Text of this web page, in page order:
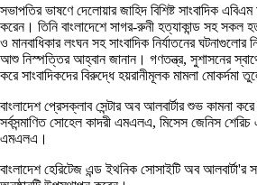
সভাপতির ভাষণে দেলোয়ার জাহিদ বিশিষ্ট সাংবাদিক
করেন। তিনি বাংলাদেশে সাগর-রুনী হত্যাকান্ড সহ সকল
ও মানবাধিকার লংঘন সহ সাংবাদিক নির্যাতনের ঘটনাগুলোর
আশু নিস্পত্তির আহ্বান জানান। গণতন্ত্র, সুশাসনের
করে সাংবাদিকদের বিরুদ্ধে হয়রানীমূলক মামলা মোকর্দমা
বাংলাদেশ প্রেসক্লাব সেন্টার অব আলবার্টার শুভ কামনা
সর্বসন্মাণিত সোহেল কাদরী এমএলএ, মিসেস জেনিস
এমএলএ।
বাংলাদেশ হেরিটেজ এন্ড ইথনিক সোসাইটি অব